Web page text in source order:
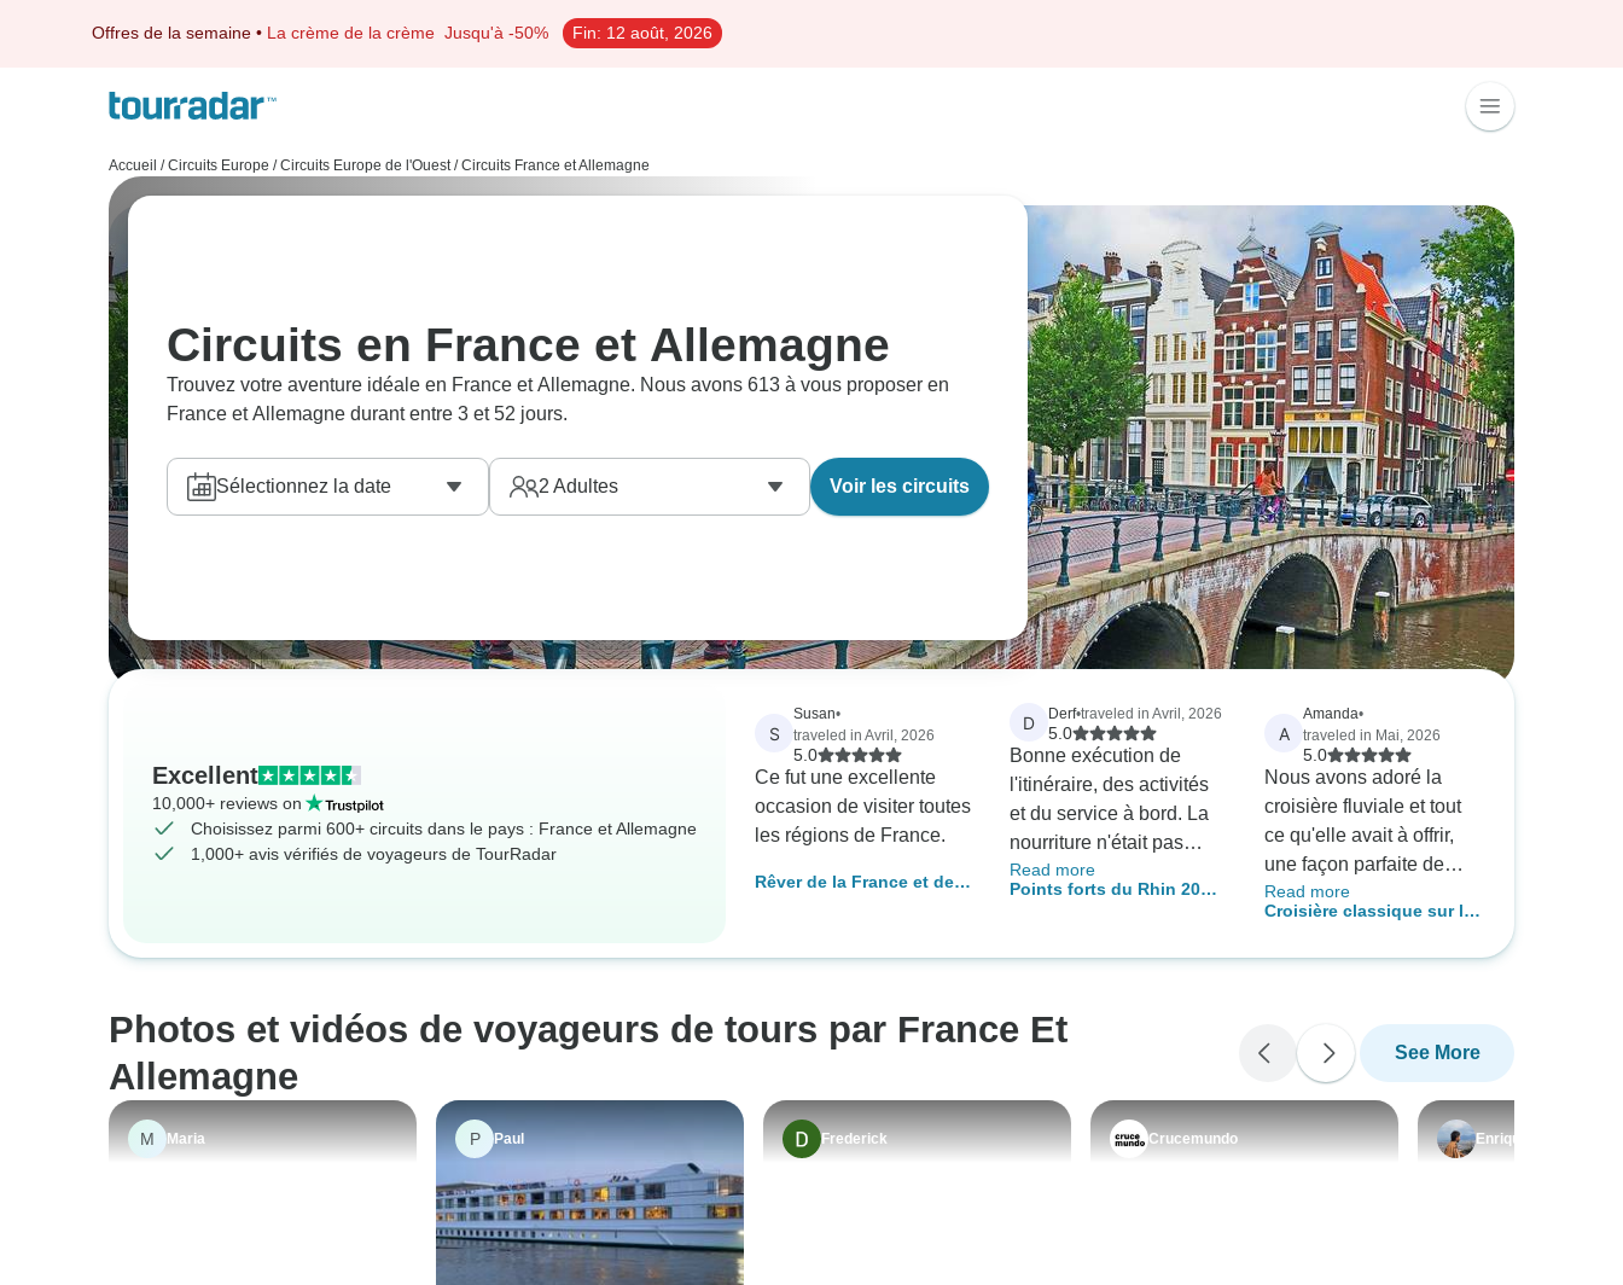
Offres de la semaine • La crème de la crème Jusqu'à -50% Fin: 12 août, 2026
Accueil / Circuits Europe / Circuits Europe de l'Ouest / Circuits France et Allemagne
Circuits en France et Allemagne
Trouvez votre aventure idéale en France et Allemagne. Nous avons 613 à vous proposer en
France et Allemagne durant entre 3 et 52 jours.
Sélectionnez la date 2 Adultes Voir les circuits
Excellent
10,000+ reviews on
Choisissez parmi 600+ circuits dans le pays : France et Allemagne
1,000+ avis vérifiés de voyageurs de TourRadar
S
Susan•
traveled in Avril, 2026
5.0
Ce fut une excellente
occasion de visiter toutes
les régions de France.
Rêver de la France et de
D Derf•traveled in Avril, 2026
5.0
Bonne exécution de
l'itinéraire, des activités
et du service à bord. La
nourriture n'était pas
excellente, mais
généreuse et préparée
pas de grosses
excursions étaient très
bonnes, avec des
guides formidables.
Read more
Points forts du Rhin 2026
A
Amanda•
traveled in Mai, 2026
5.0
Nous avons adoré la
croisière fluviale et tout
ce qu'elle avait à offrir,
une façon parfaite de
commencer notre voyage
en Europe et une
comme la nourriture et le
service !
Read more
Croisière classique sur le
(12 destinations)
Photos et vidéos de voyageurs de tours par France Et
Allemagne
See More
M Maria P Paul Frederick Crucemundo Enrique